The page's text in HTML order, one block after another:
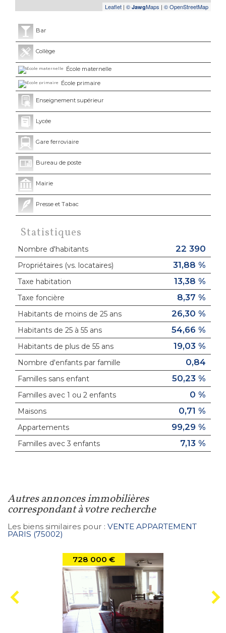
Leaflet | © JawgMaps | © OpenStreetMap
Bar
Collège
École maternelle
École primaire
Enseignement supérieur
Lycée
Gare ferroviaire
Bureau de poste
Mairie
Presse et Tabac
Statistiques
Nombre d'habitants 22 390
Propriétaires (vs. locataires) 31,88 %
Taxe habitation 13,38 %
Taxe foncière 8,37 %
Habitants de moins de 25 ans 26,30 %
Habitants de 25 à 55 ans 54,66 %
Habitants de plus de 55 ans 19,03 %
Nombre d'enfants par famille 0,84
Familles sans enfant 50,23 %
Familles avec 1 ou 2 enfants 0 %
Maisons 0,71 %
Appartements 99,29 %
Familles avec 3 enfants 7,13 %
autres annonces immobilières
correspondant à votre recherche
Les biens similaires pour : VENTE APPARTEMENT
PARIS (75002)
728 000 €